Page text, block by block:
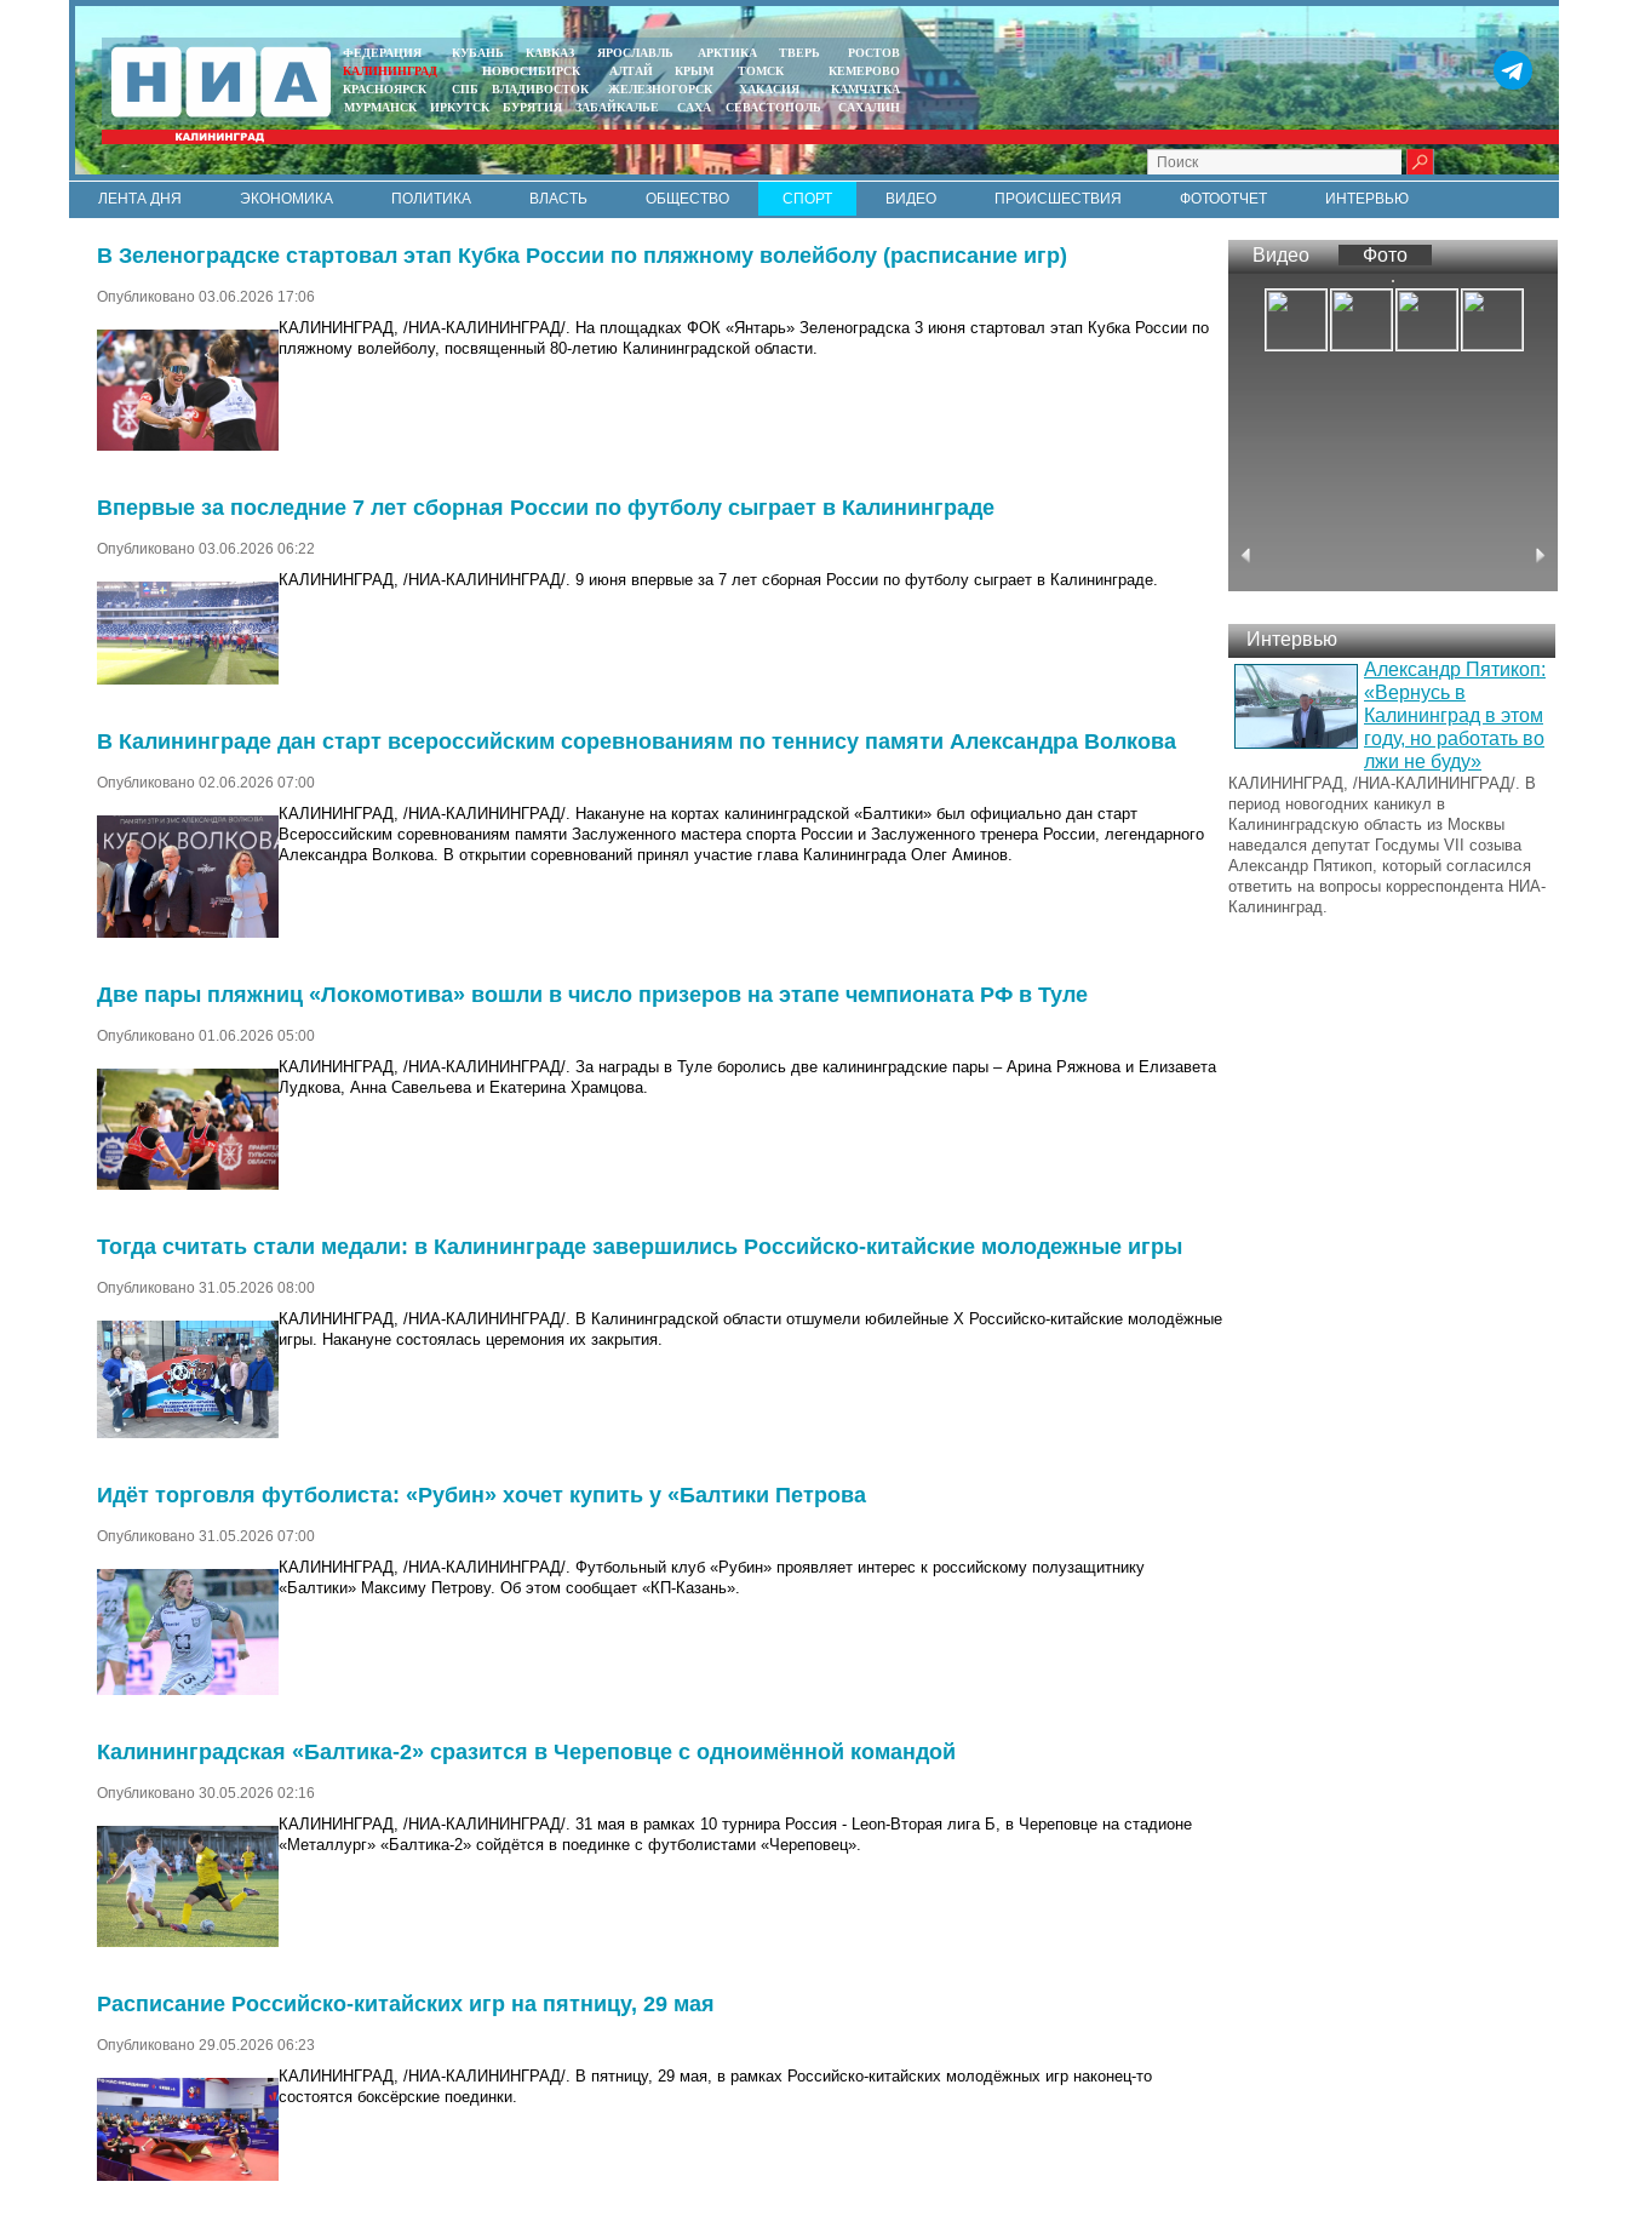
ФЕДЕРАЦИЯ КУБАНЬ КАВКАЗ ЯРОСЛАВЛЬ АРКТИКА ТВЕРЬ
РОСТОВ
КАЛИНИНГРАД
НОВОСИБИРСК АЛТАЙ КРЫМ ТОМСК
КЕМЕРОВО
КРАСНОЯРСК
СПБ ВЛАДИВОСТОК ЖЕЛЕЗНОГОРСК ХАКАСИЯ
КАМЧАТКА
МУРМАНСК
ИРКУТСК БУРЯТИЯ ЗАБАЙКАЛЬЕ САХА СЕВАСТОПОЛЬ САХАЛИН
ЛЕНТА ДНЯ ЭКОНОМИКА ПОЛИТИКА ВЛАСТЬ ОБЩЕСТВО СПОРТ ВИДЕО ПРОИСШЕСТВИЯ ФОТООТЧЕТ
ИНТЕРВЬЮ
В Зеленоградске стартовал этап Кубка России по пляжному волейболу (расписание игр)
Опубликовано 03.06.2026 17:06
КАЛИНИНГРАД, /НИА-КАЛИНИНГРАД/. На площадках ФОК «Янтарь» Зеленоградска 3 июня стартовал этап Кубка России по
пляжному волейболу, посвященный 80-летию Калининградской области.
Впервые за последние 7 лет сборная России по футболу сыграет в Калининграде
Опубликовано 03.06.2026 06:22
КАЛИНИНГРАД, /НИА-КАЛИНИНГРАД/. 9 июня впервые за 7 лет сборная России по футболу сыграет в Калининграде.
В Калининграде дан старт всероссийским соревнованиям по теннису памяти Александра Волкова
Опубликовано 02.06.2026 07:00
КАЛИНИНГРАД, /НИА-КАЛИНИНГРАД/. Накануне на кортах калининградской «Балтики» был официально дан старт
Всероссийским соревнованиям памяти Заслуженного мастера спорта России и Заслуженного тренера России, легендарного
Александра Волкова. В открытии соревнований принял участие глава Калининграда Олег Аминов.
Две пары пляжниц «Локомотива» вошли в число призеров на этапе чемпионата РФ в Туле
Опубликовано 01.06.2026 05:00
КАЛИНИНГРАД, /НИА-КАЛИНИНГРАД/. За награды в Туле боролись две калининградские пары – Арина Ряжнова и Елизавета
Лудкова, Анна Савельева и Екатерина Храмцова.
Тогда считать стали медали: в Калининграде завершились Российско-китайские молодежные игры
Опубликовано 31.05.2026 08:00
КАЛИНИНГРАД, /НИА-КАЛИНИНГРАД/. В Калининградской области отшумели юбилейные Х Российско-китайские молодёжные
игры. Накануне состоялась церемония их закрытия.
Идёт торговля футболиста: «Рубин» хочет купить у «Балтики Петрова
Опубликовано 31.05.2026 07:00
КАЛИНИНГРАД, /НИА-КАЛИНИНГРАД/. Футбольный клуб «Рубин» проявляет интерес к российскому полузащитнику
«Балтики» Максиму Петрову. Об этом сообщает «КП-Казань».
Калининградская «Балтика-2» сразится в Череповце с одноимённой командой
Опубликовано 30.05.2026 02:16
КАЛИНИНГРАД, /НИА-КАЛИНИНГРАД/. 31 мая в рамках 10 турнира Россия - Leon-Вторая лига Б, в Череповце на стадионе
«Металлург» «Балтика-2» сойдётся в поединке с футболистами «Череповец».
Расписание Российско-китайских игр на пятницу, 29 мая
Опубликовано 29.05.2026 06:23
КАЛИНИНГРАД, /НИА-КАЛИНИНГРАД/. В пятницу, 29 мая, в рамках Российско-китайских молодёжных игр наконец-то
состоятся боксёрские поединки.
Видео Фото
Интервью
Александр Пятикоп:
«Вернусь в
Калининград в этом
году, но работать во
лжи не буду»
КАЛИНИНГРАД, /НИА-КАЛИНИНГРАД/. В
период новогодних каникул в
Калининградскую область из Москвы
наведался депутат Госдумы VII созыва
Александр Пятикоп, который согласился
ответить на вопросы корреспондента НИА-
Калининград.